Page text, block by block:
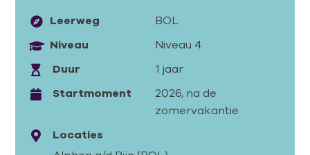
Leerweg
BOL
Niveau
Niveau 4
Duur
1 jaar
Startmoment
2026, na de
zomervakantie
Locaties